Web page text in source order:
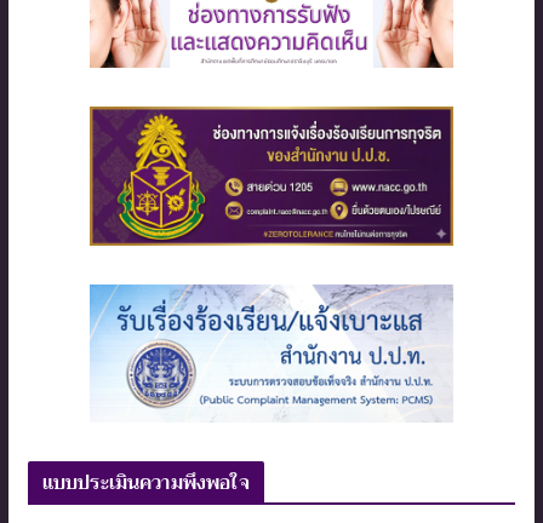
แบบประเมินความพึงพอใจ